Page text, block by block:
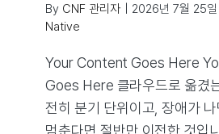
By CNF 관리자 2026년 7월 25일
Native
Your Content Goes Here
Goes Here 클라우드로 옮겼
전히 분기 단위이고, 장애가
멈춘다면 절반만 이전한 것입